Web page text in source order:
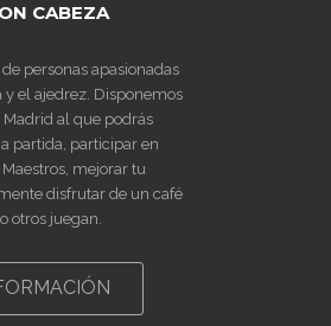
CABEZA
personas apasionadas
y el ajedrez. Disponemos
al que podrás
partida, participar en
mejorar tu
disfrutar de un café
otros juegan.